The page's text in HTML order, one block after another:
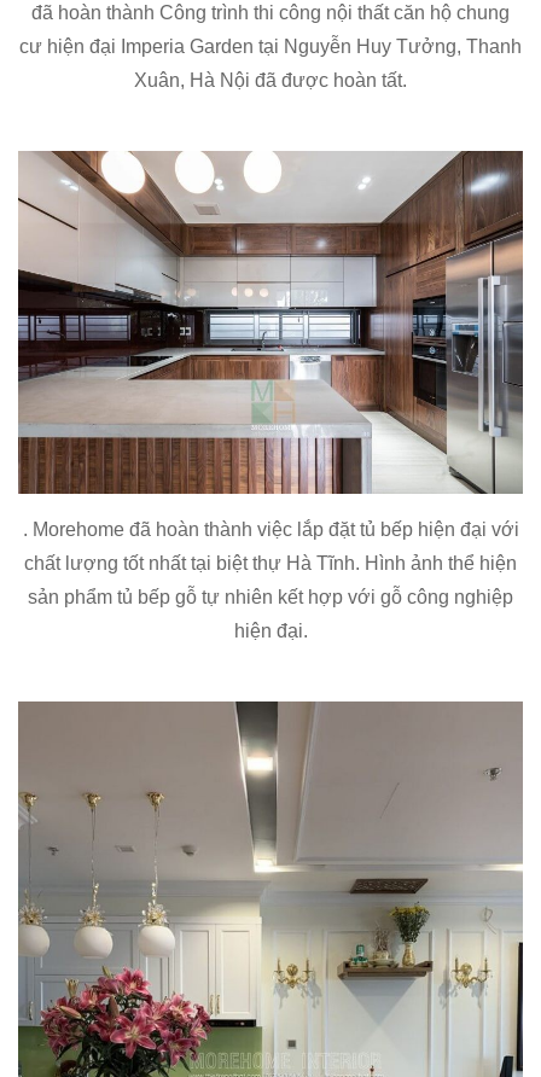
đã hoàn thành Công trình thi công nội thất căn hộ chung
cư hiện đại Imperia Garden tại Nguyễn Huy Tưởng, Thanh
Xuân, Hà Nội đã được hoàn tất.
. Morehome đã hoàn thành việc lắp đặt tủ bếp hiện đại với
chất lượng tốt nhất tại biệt thự Hà Tĩnh. Hình ảnh thể hiện
sản phẩm tủ bếp gỗ tự nhiên kết hợp với gỗ công nghiệp
hiện đại.